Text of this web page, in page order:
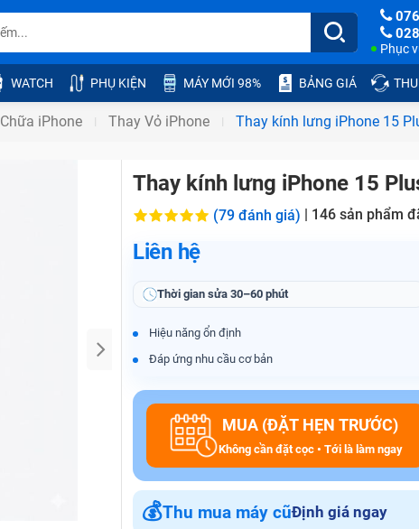
Phục
WATCH PHỤ KIỆN MÁY MỚI 98% BẢNG GIÁ
iPhone Thay Vỏ iPhone Thay kính lưng iPhone 15
Bảo Hành One
Thay kính lưng iPhone 15
(79 đánh giá) | 146 sản phẩm
Liên hệ
Thời gian sửa 30–60 phút
Hiệu năng ổn định
Đáp ứng nhu cầu cơ bản
MUA (ĐẶT HẸN TRƯỚC)
Không cần đặt cọc • Tới là làm ngay
💰Thu mua máy cũĐịnh giá ngay